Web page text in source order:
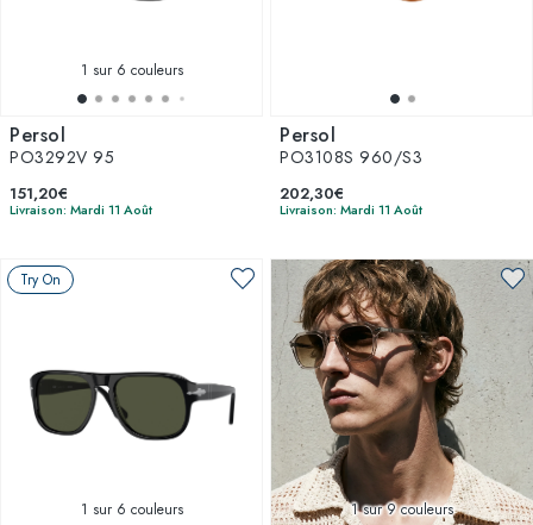
1 sur 6 couleurs
Persol
PO3292V 95
151,20€
Livraison: Mardi 11 Août
Persol
PO3108S 960/S3
202,30€
Livraison: Mardi 11 Août
Try On
1 sur 6 couleurs 1sur 9 couleurs